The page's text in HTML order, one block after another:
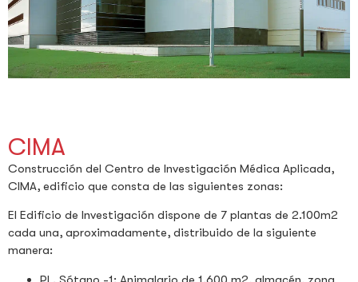
CIMA
Construcción del Centro de Investigación Médica Aplicada,
CIMA, edificio que consta de las siguientes zonas:
El Edificio de Investigación dispone de 7 plantas de 2.100m2
cada una, aproximadamente, distribuido de la siguiente
manera: